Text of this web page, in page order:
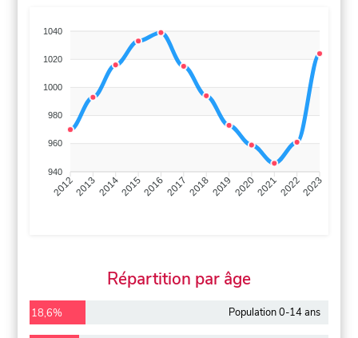
1040
1020
1000
980
960
940
201220132014201520162017 20182019 2020202120222023
Répartition par âge
18,6% Population 0-14 ans